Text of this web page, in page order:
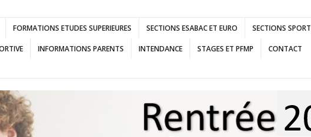
FORMATIONS ETUDES SUPERIEURES SECTIONS ESABAC ET EURO SECTIONS
INFORMATIONS PARENTS INTENDANCE STAGES ET PFMP CONTACT